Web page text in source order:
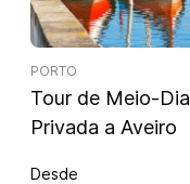
PORTO
Tour de Meio-Dia
Privada a Aveiro
Desde